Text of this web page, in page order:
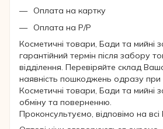
Оплата на картку
Оплата на Р/Р
Косметичні товари, Бади та мийні
гарантійний термін після забору
відділення. Перевіряйте склад
наявність пошкоджень одразу при
Косметичні товари, Бади та мийні
обміну та поверненню.
Проконсультуємо, відповімо на